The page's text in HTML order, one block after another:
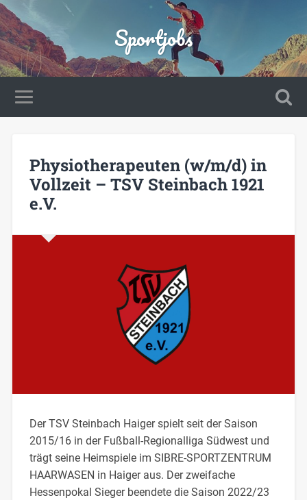
Sportjobs
Physiotherapeuten (w/m/d) in
Vollzeit – TSV Steinbach 1921
e.V.
Der TSV Steinbach Haiger spielt seit der Saison
2015/16 in der Fußball-Regionalliga Südwest und
trägt seine Heimspiele im SIBRE-SPORTZENTRUM
HAARWASEN in Haiger aus. Der zweifache
Hessenpokal Sieger beendete die Saison 2022/23